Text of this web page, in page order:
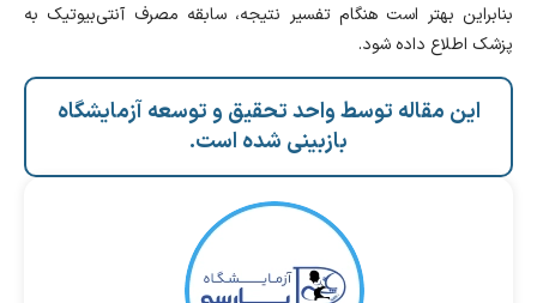
بنابراین بهتر است هنگام تفسیر نتیجه، سابقه مصرف آنتی‌بیوتیک به
پزشک اطلاع داده شود.
این مقاله توسط واحد تحقیق و توسعه آزمایشگاه
بازبینی شده است.